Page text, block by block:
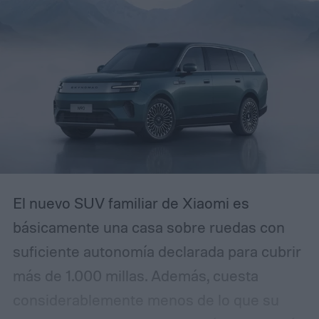
restringida a menos que actúes de
inmediato, reconocerás el patrón. La
diferencia es que esta campaña se ha
pulido lo suficiente como para que incluso
confundirla con la realidad.
El nuevo SUV familiar de Xiaomi es
básicamente una casa sobre ruedas con
suficiente autonomía declarada para cubrir
más de 1.000 millas. Además, cuesta